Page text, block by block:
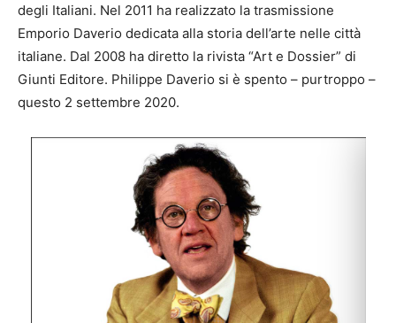
degli Italiani. Nel 2011 ha realizzato la trasmissione
Emporio Daverio dedicata alla storia dell’arte nelle città
italiane. Dal 2008 ha diretto la rivista “Art e Dossier” di
Giunti Editore. Philippe Daverio si è spento – purtroppo –
questo 2 settembre 2020.